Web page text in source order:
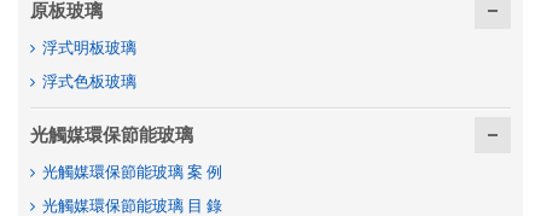
原板玻璃
浮式明板玻璃
浮式色板玻璃
光觸媒環保節能玻璃
光觸媒環保節能玻璃 案 例
光觸媒環保節能玻璃 目 錄